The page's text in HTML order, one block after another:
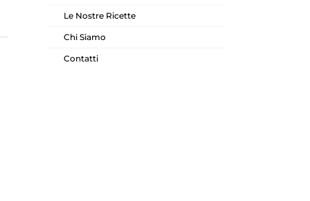
Le Nostre Ricette
Chi Siamo
Contatti